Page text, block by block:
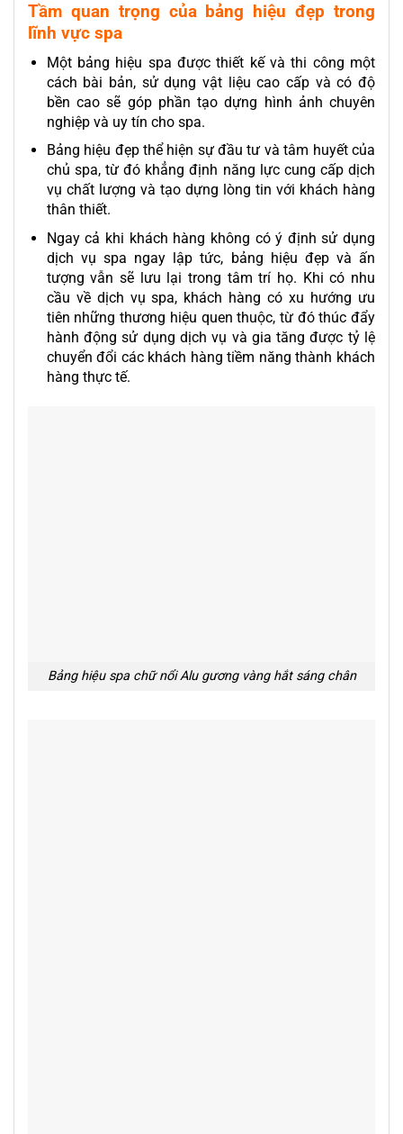
Tầm quan trọng của bảng hiệu đẹp trong
lĩnh vực spa
Một bảng hiệu spa được thiết kế và thi công một
cách bài bản, sử dụng vật liệu cao cấp và có độ
bền cao sẽ góp phần tạo dựng hình ảnh chuyên
nghiệp và uy tín cho spa.
Bảng hiệu đẹp thể hiện sự đầu tư và tâm huyết của
chủ spa, từ đó khẳng định năng lực cung cấp dịch
vụ chất lượng và tạo dựng lòng tin với khách hàng
thân thiết.
Ngay cả khi khách hàng không có ý định sử dụng
dịch vụ spa ngay lập tức, bảng hiệu đẹp và ấn
tượng vẫn sẽ lưu lại trong tâm trí họ. Khi có nhu
cầu về dịch vụ spa, khách hàng có xu hướng ưu
tiên những thương hiệu quen thuộc, từ đó thúc đẩy
hành động sử dụng dịch vụ và gia tăng được tỷ lệ
chuyển đổi các khách hàng tiềm năng thành khách
hàng thực tế.
Bảng hiệu spa chữ nổi Alu gương vàng hắt sáng chân